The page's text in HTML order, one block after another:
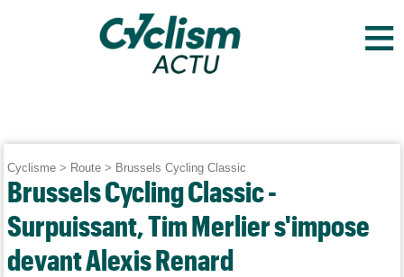
≡
Cyclisme > Route > Brussels Cycling Classic
Brussels Cycling Classic -
Surpuissant, Tim Merlier s'impose
devant Alexis Renard